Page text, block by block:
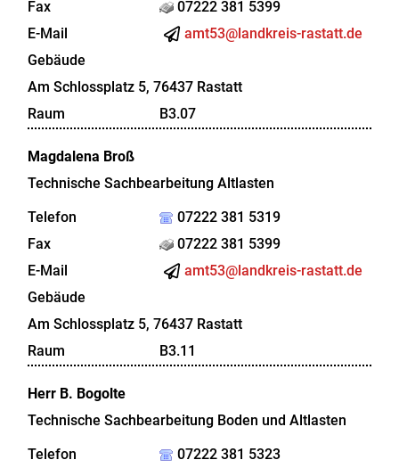
Fax
07222 381 5399
E-Mail
amt53@landkreis-rastatt.de
Gebäude
Am Schlossplatz 5, 76437 Rastatt
Raum
B3.07
Magdalena Broß
Technische Sachbearbeitung Altlasten
Telefon
07222 381 5319
Fax
07222 381 5399
E-Mail
amt53@landkreis-rastatt.de
Gebäude
Am Schlossplatz 5, 76437 Rastatt
Raum
B3.11
Herr B. Bogolte
Technische Sachbearbeitung Boden und Altlasten
Telefon
07222 381 5323